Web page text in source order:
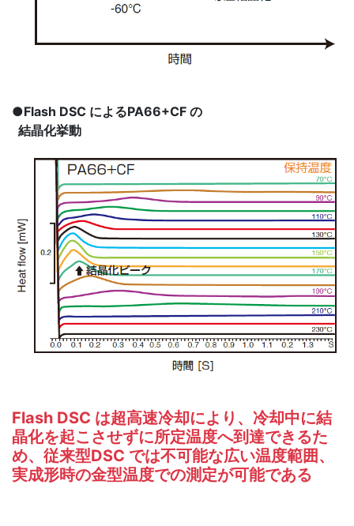
●Flash DSC によるPA66+CF の
結晶化挙動
Flash DSC は超高速冷却により、冷却中に結
晶化を起こさせずに所定温度へ到達できるた
め、従来型DSC では不可能な広い温度範囲、
実成形時の金型温度での測定が可能である